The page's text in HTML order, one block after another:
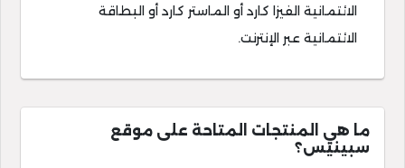
الائتمانية الفيزا كارد أو الماستر كارد أو البطاقة
الائتمانية عبر الإنترنت.
ما هي المنتجات المتاحة على موقع
سبينيس؟